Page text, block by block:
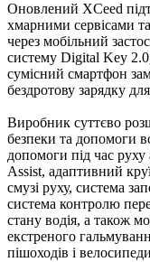
Оновлений XCeed
хмарними сервісами
через мобільний
систему Digital Key
сумісний смартфон
бездротову зарядку
Виробник суттєво
безпеки та допомоги
допомоги під час
Assist, адаптивний
смузі руху, система
система контролю
стану водія, а також
екстреного
пішоходів і